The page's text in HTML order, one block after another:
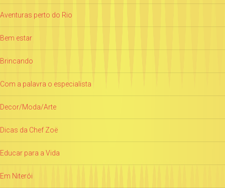
Aventuras perto do Rio
Bem estar
Brincando
Com a palavra o especialista
Decor/Moda/Arte
Dicas da Chef Zoë
Educar para a Vida
Em Niterói